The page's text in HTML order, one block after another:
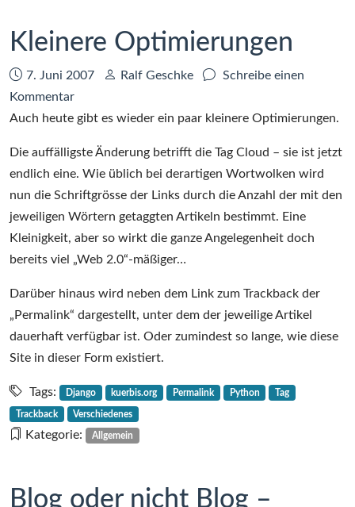
Kleinere Optimierungen
Datum:
7. Juni 2007 Autor:
Ralf Geschke
Schreibe einen
Kommentarzu
Kleinere
Auch heute gibt es wieder ein paar kleinere Optimierungen.
Die auffälligste Änderung betrifft die Tag Cloud – sie ist jetzt
endlich eine. Wie üblich bei derartigen Wortwolken wird
nun die Schriftgrösse der Links durch die Anzahl der mit den
jeweiligen Wörtern getaggten Artikeln bestimmt. Eine
Kleinigkeit, aber so wirkt die ganze Angelegenheit doch
bereits viel „Web 2.0“-mäßiger…
Darüber hinaus wird neben dem Link zum Trackback der
„Permalink“ dargestellt, unter dem der jeweilige Artikel
dauerhaft verfügbar ist. Oder zumindest so lange, wie diese
Site in dieser Form existiert.
Tags: Django kuerbis.org Permalink Python Tag
Trackback Verschiedenes
Kategorie: Allgemein
Blog oder nicht Blog –